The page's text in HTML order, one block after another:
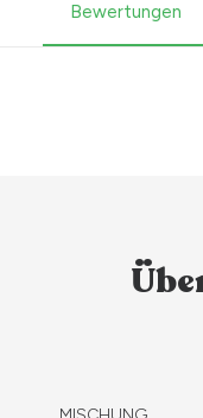
Bewertungen